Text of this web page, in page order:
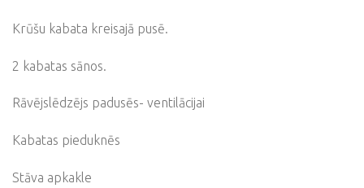
Krūšu kabata kreisajā pusē.
2 kabatas sānos.
Rāvējslēdzējs padusēs- ventilācijai
Kabatas pieduknēs
Stāva apkakle